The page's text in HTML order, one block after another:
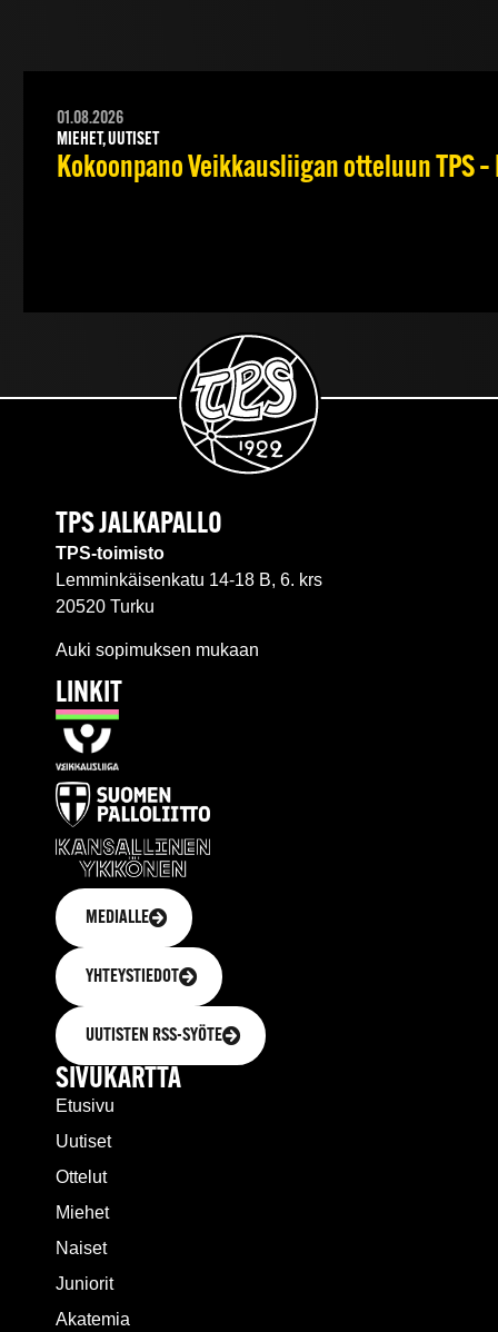
01.08.2026
MIEHET, UUTISET
Kokoonpano Veikkausliigan otteluun TPS
TPS JALKAPALLO
TPS-toimisto
Lemminkäisenkatu 14-18 B, 6. krs
20520 Turku
Auki sopimuksen mukaan
LINKIT
MEDIALLE
YHTEYSTIEDOT
UUTISTEN RSS-SYÖTE
SIVUKARTTA
Etusivu
Uutiset
Ottelut
Miehet
Naiset
Juniorit
Akatemia